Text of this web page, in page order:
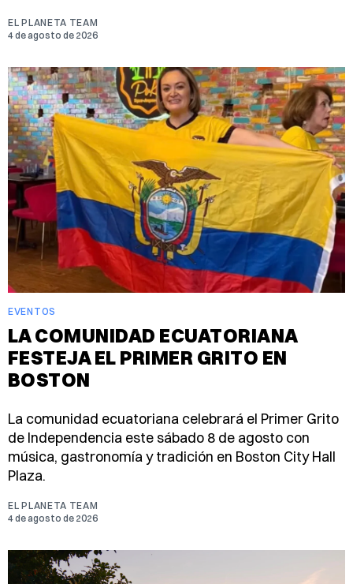
EL PLANETA TEAM
4 de agosto de 2026
EVENTOS
LA COMUNIDAD ECUATORIANA
FESTEJA EL PRIMER GRITO EN
BOSTON
La comunidad ecuatoriana celebrará el Primer Grito
de Independencia este sábado 8 de agosto con
música, gastronomía y tradición en Boston City Hall
Plaza.
EL PLANETA TEAM
4 de agosto de 2026